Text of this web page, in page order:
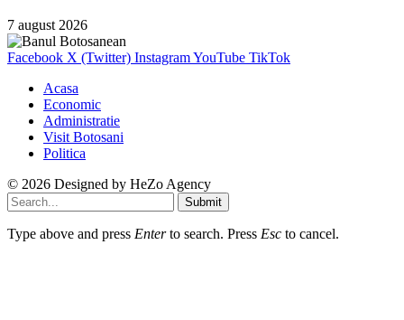
7 august 2026
Facebook X (Twitter) InstagramYouTube TikTok
Acasa
Economic
Administratie
Visit Botosani
Politica
© 2026 Designed by HeZo Agency
Submit
Type above and press Enterto search. Press Esc to cancel.